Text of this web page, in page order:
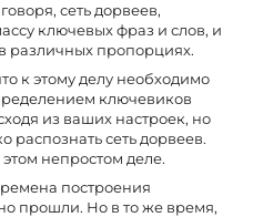
сеть дорвеев,
ключевых фраз и слов, и
различных пропорциях.
к этому делу необходимо
ключевиков
из ваших настроек, но
распознать сеть дорвеев.
непростом деле.
построения
прошли. Но в то же время,